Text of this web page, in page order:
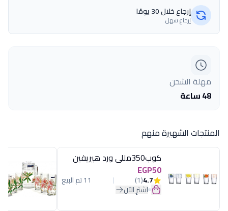
إرجاع خلال 30 يومًا
إرجاع سهل
مهلة الشحن
48 ساعة
المنتجات الشهيرة منهم
كوب350مللى ورد هيريفين
EGP50
4.7
(1) 11 تم البيع
اشترِ الآن